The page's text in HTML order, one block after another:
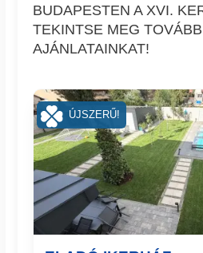
BUDAPESTEN A XVI.
TEKINTSE MEG
AJÁNLATAINKAT!
ÚJSZERŰ!